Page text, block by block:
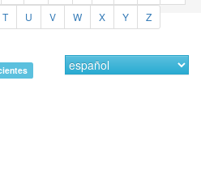
T U V W X Y Z